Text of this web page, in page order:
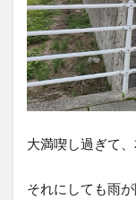
見
る
大満喫し過ぎて
それにしても雨